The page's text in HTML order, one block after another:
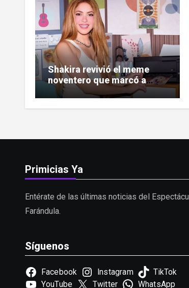
Shakira revivió el meme
noventero que marcó a
toda una generación
Primicias Ya
Entérate de las últimas noticias del
Farándula.
Síguenos
Facebook Instagram
TikTok
YouTube
Twitter
WhatsApp